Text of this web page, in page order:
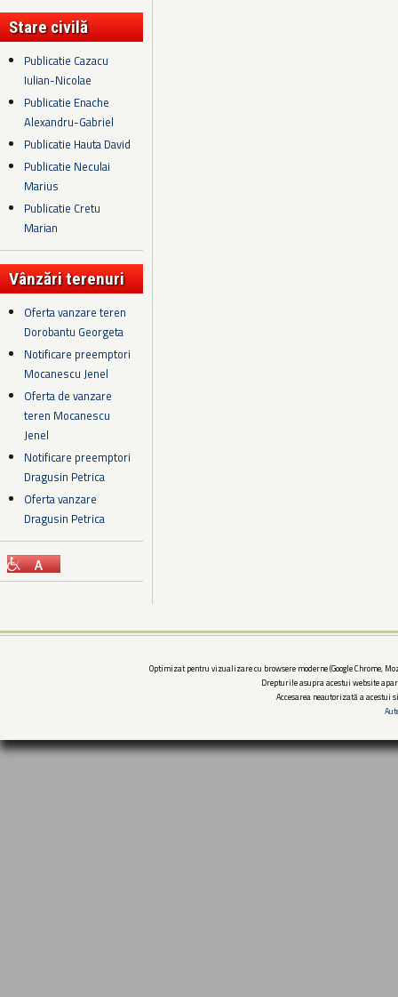
Stare civilă
Publicatie Cazacu
Iulian-Nicolae
Publicatie Enache
Alexandru-Gabriel
Publicatie Hauta David
Publicatie Neculai
Marius
Publicatie Cretu
Marian
Vânzări terenuri
Oferta vanzare teren
Dorobantu Georgeta
Notificare preemptori
Mocanescu Jenel
Oferta de vanzare
teren Mocanescu
Jenel
Notificare preemptori
Dragusin Petrica
Oferta vanzare
Dragusin Petrica
Optimizat pentru vizualizare cu browsere moderne (Google Chrome,
Drepturile asupra acestui website
Accesarea neautorizată a acestui